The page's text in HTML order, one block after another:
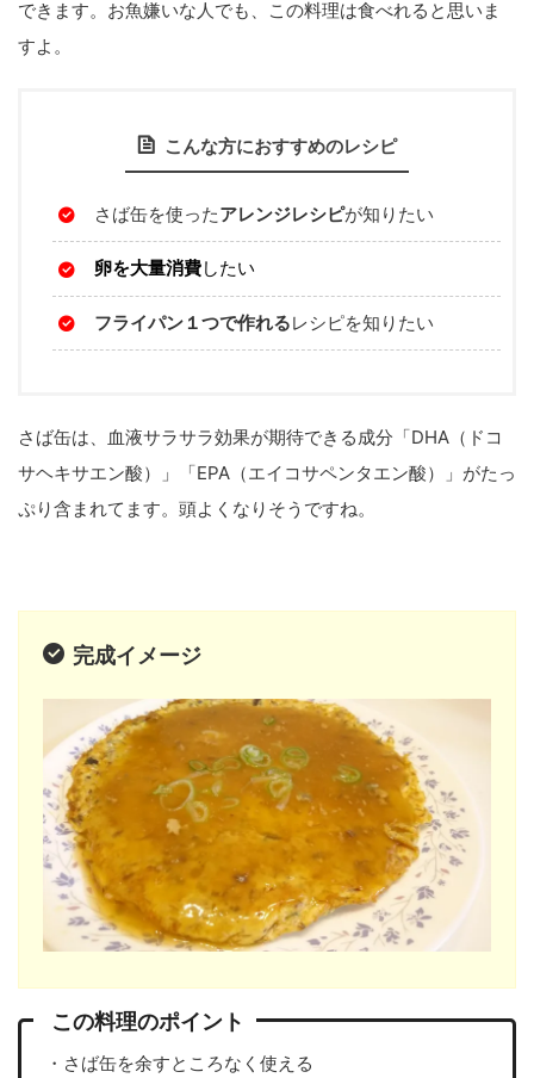
できます。お魚嫌いな人でも、この料理は食べれると思いま
すよ。
こんな方におすすめのレシピ
さば缶を使ったアレンジレシピが知りたい
卵を大量消費したい
フライパン１つで作れるレシピを知りたい
さば缶は、血液サラサラ効果が期待できる成分「DHA（ドコ
サヘキサエン酸）」「EPA（エイコサペンタエン酸）」がたっ
ぷり含まれてます。頭よくなりそうですね。
完成イメージ
この料理のポイント
・さば缶を余すところなく使える